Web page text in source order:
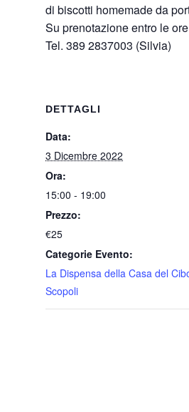
di biscotti homemade da
Su prenotazione entro le
Tel. 389 2837003 (Silvia)
DETTAGLI
Data:
3 Dicembre 2022
Ora:
15:00 - 19:00
Prezzo:
€25
Categorie Evento:
La Dispensa della Casa del
Scopoli